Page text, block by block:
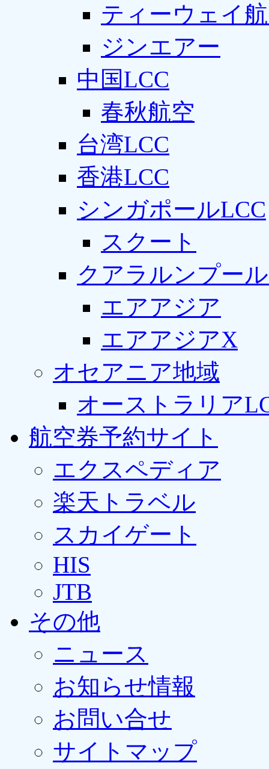
ティーウェイ
ジンエアー
中国LCC
春秋航空
台湾LCC
香港LCC
シンガポールLCC
スクート
クアラルンプー
エアアジア
エアアジアX
オセアニア地域
オーストラリア
航空券予約サイト
エクスペディア
楽天トラベル
スカイゲート
HIS
JTB
その他
ニュース
お知らせ情報
お問い合せ
サイトマップ